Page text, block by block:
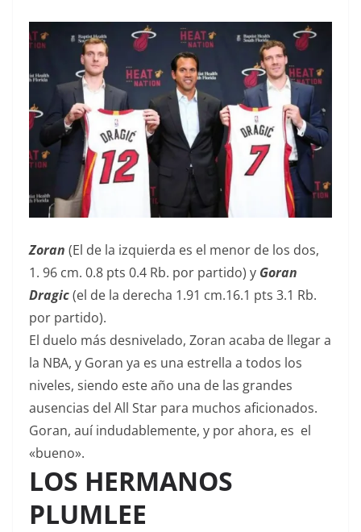
Zoran (El de la izquierda es el menor de los dos,
1. 96 cm. 0.8 pts 0.4 Rb. por partido) y Goran
Dragic(el de la derecha 1.91 cm.16.1 pts 3.1 Rb.
por partido).
El duelo más desnivelado, Zoran acaba de llegar a
la NBA, y Goran ya es una estrella a todos los
niveles, siendo este año una de las grandes
ausencias del All Star para muchos aficionados.
Goran, auí indudablemente, y por ahora, es el
«bueno».
LOS HERMANOS
PLUMLEE